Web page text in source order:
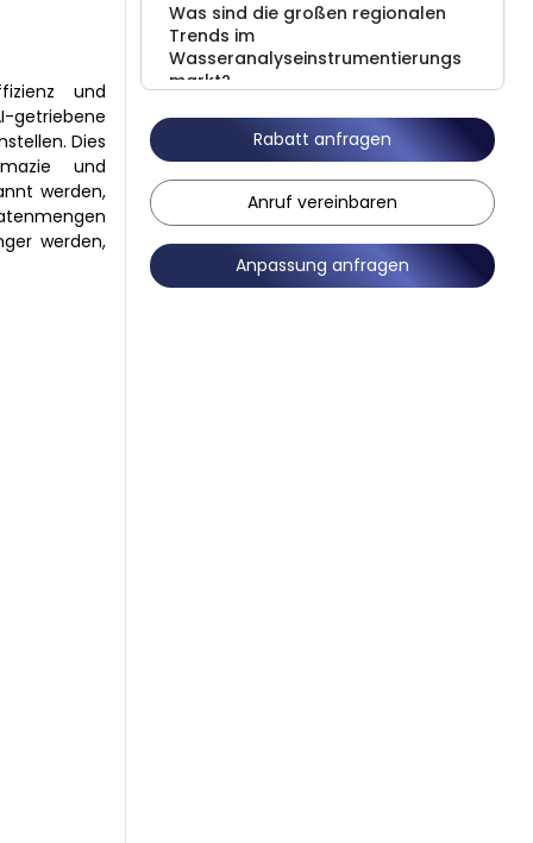
und
getriebene
Dies
und
werden,
werden,
Was sind die großen regionalen
Trends im
Wasseranalyseinstrumentierungs
markt?
Wettbewerbslandschaft
Was sind die jüngsten
Instrumentenmarkt?
Marktbericht Einblicke
Rabatt anfragen
Anruf vereinbaren
Anpassung anfragen